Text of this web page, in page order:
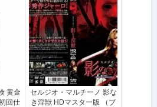
黄金
回仕
セルジオ・マルチーノ 影な
き淫獣 HDマスター版 （ブ